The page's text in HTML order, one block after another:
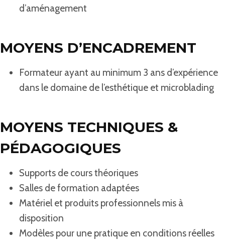
d’aménagement
MOYENS D’ENCADREMENT
Formateur ayant au minimum 3 ans d’expérience
dans le domaine de l’esthétique et microblading
MOYENS TECHNIQUES &
PÉDAGOGIQUES
Supports de cours théoriques
Salles de formation adaptées
Matériel et produits professionnels mis à
disposition
Modèles pour une pratique en conditions réelles